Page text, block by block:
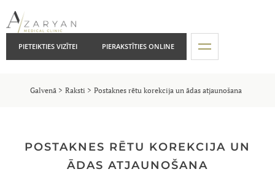
PIETEIKTIES VIZĪTEI PIERAKSTĪTIES ONLINE
Galvenā Raksti Postaknes rētu korekcija un ādas atjaunošana
POSTAKNES RĒTU KOREKCIJA UN
ĀDAS ATJAUNOŠANA